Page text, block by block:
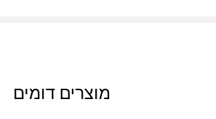
מוצרים דומים